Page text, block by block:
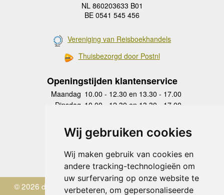
Wij gebruiken cookies
Wij maken gebruik van cookies en
andere tracking-technologieën om
uw surfervaring op onze website te
verbeteren, om gepersonaliseerde
NL 860203633 B01
BE 0541 545 456
Vereniging van Reisboekhandels
Thuisbezorgd door Postnl
Openingstijden klantenservice
Maandag 10.00 - 12.30 en 13.30 - 17.00
Dinsdag 10.00 - 12.30 en 13.30 - 17.00
Donderdag
10.00 - 12.30 en 13.30 - 17.00
Vrijdag 10.00 - 12.30 en 13.30 - 17.00
Zaterdag
gesloten
Zondag gesloten
© 2026 de Zwerver